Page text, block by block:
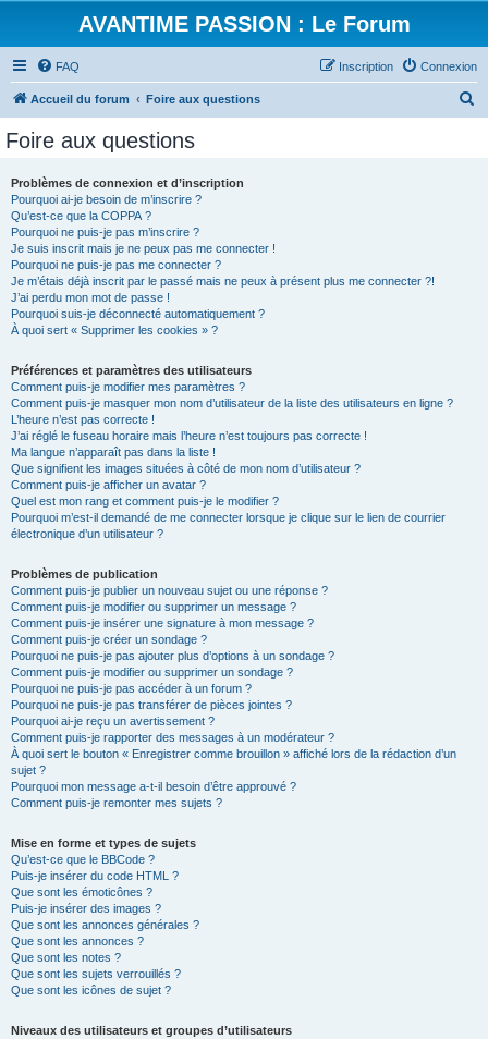
AVANTIME PASSION : Le Forum
FAQ Connexion
Inscription
Accueil du forum Foire aux questions
Foire aux questions
Problèmes de connexion et d’inscription
Pourquoi ai-je besoin de m’inscrire ?
Qu’est-ce que la COPPA ?
Pourquoi ne puis-je pas m’inscrire ?
Je suis inscrit mais je ne peux pas me connecter !
Pourquoi ne puis-je pas me connecter ?
Je m’étais déjà inscrit par le passé mais ne peux à présent plus me connecter ?!
J’ai perdu mon mot de passe !
Pourquoi suis-je déconnecté automatiquement ?
À quoi sert « Supprimer les cookies » ?
Préférences et paramètres des utilisateurs
Comment puis-je modifier mes paramètres ?
Comment puis-je masquer mon nom d’utilisateur de la liste des utilisateurs en ligne ?
L’heure n’est pas correcte !
J’ai réglé le fuseau horaire mais l’heure n’est toujours pas correcte !
Ma langue n’apparaît pas dans la liste !
Que signifient les images situées à côté de mon nom d’utilisateur ?
Comment puis-je afficher un avatar ?
Quel est mon rang et comment puis-je le modifier ?
Pourquoi m’est-il demandé de me connecter lorsque je clique sur le lien de courrier
électronique d’un utilisateur ?
Problèmes de publication
Comment puis-je publier un nouveau sujet ou une réponse ?
Comment puis-je modifier ou supprimer un message ?
Comment puis-je insérer une signature à mon message ?
Comment puis-je créer un sondage ?
Pourquoi ne puis-je pas ajouter plus d’options à un sondage ?
Comment puis-je modifier ou supprimer un sondage ?
Pourquoi ne puis-je pas accéder à un forum ?
Pourquoi ne puis-je pas transférer de pièces jointes ?
Pourquoi ai-je reçu un avertissement ?
Comment puis-je rapporter des messages à un modérateur ?
À quoi sert le bouton « Enregistrer comme brouillon » affiché lors de la rédaction d’un
sujet ?
Pourquoi mon message a-t-il besoin d’être approuvé ?
Comment puis-je remonter mes sujets ?
Mise en forme et types de sujets
Qu’est-ce que le BBCode ?
Puis-je insérer du code HTML ?
Que sont les émoticônes ?
Puis-je insérer des images ?
Que sont les annonces générales ?
Que sont les annonces ?
Que sont les notes ?
Que sont les sujets verrouillés ?
Que sont les icônes de sujet ?
Niveaux des utilisateurs et groupes d’utilisateurs